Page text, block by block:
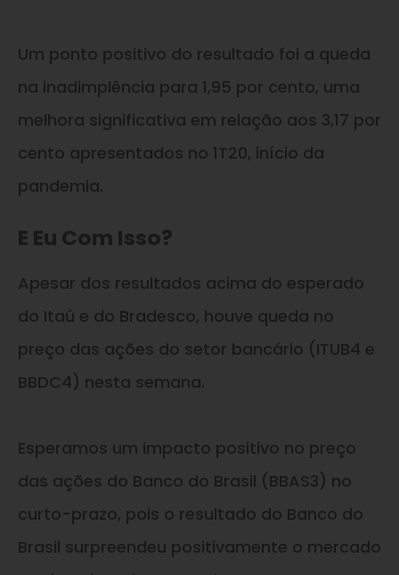
Um ponto positivo do resultado foi a queda
na inadimplência para 1,95 por cento, uma
melhora significativa em relação aos 3,17 por
cento apresentados no 1T20, início da
pandemia.
E Eu Com Isso?
Apesar dos resultados acima do esperado
do Itaú e do Bradesco, houve queda no
preço das ações do setor bancário (ITUB4 e
BBDC4) nesta semana.
Esperamos um impacto positivo no preço
das ações do Banco do Brasil (BBAS3) no
curto-prazo, pois o resultado do Banco do
Brasil surpreendeu positivamente o mercado